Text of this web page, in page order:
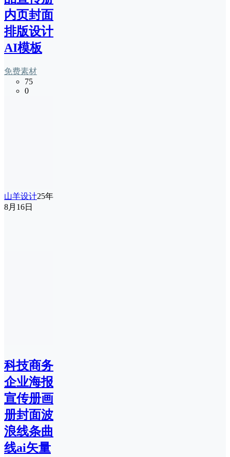
内页封面
排版设计
AI模板
免费素材
75
0
山羊设计25年
8月16日
科技商务
企业海报
宣传册画
册封面波
浪线条曲
线ai矢量